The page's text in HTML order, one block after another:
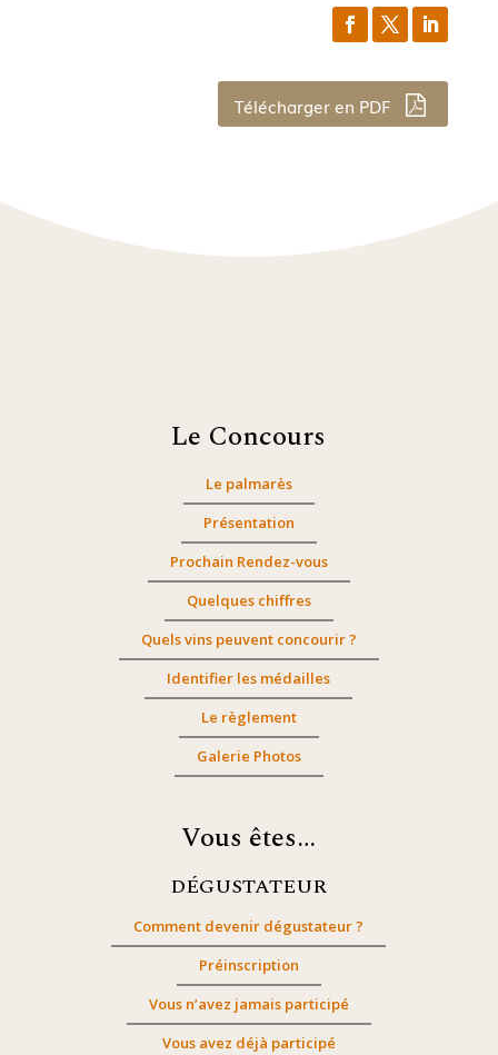
Télécharger en PDF
Le Concours
Le palmarès
Présentation
Prochain Rendez-vous
Quelques chiffres
Quels vins peuvent concourir ?
Identifier les médailles
Le règlement
Galerie Photos
Vous êtes…
DÉGUSTATEUR
Comment devenir dégustateur ?
Préinscription
Vous n’avez jamais participé
Vous avez déjà participé